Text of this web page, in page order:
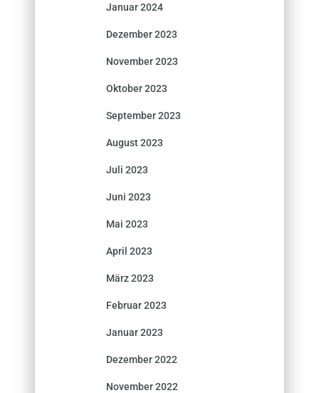
Januar 2024
Dezember 2023
November 2023
Oktober 2023
September 2023
August 2023
Juli 2023
Juni 2023
Mai 2023
April 2023
März 2023
Februar 2023
Januar 2023
Dezember 2022
November 2022